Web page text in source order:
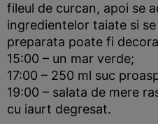
fileul de curcan, apoi se
ingredientelor taiate si
preparata poate fi
15:00 – un mar verde;
17:00 – 250 ml suc
19:00 – salata de mere
cu iaurt degresat.